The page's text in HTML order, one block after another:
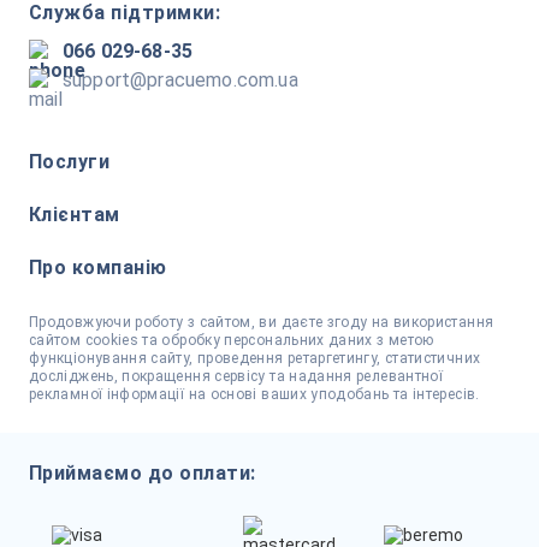
Служба підтримки:
066 029-68-35
support@pracuemo.com.ua
Послуги
Клієнтам
Про компанію
Продовжуючи роботу з сайтом, ви даєте згоду на використання
сайтом cookies та обробку персональних даних з метою
функціонування сайту, проведення ретаргетингу, статистичних
досліджень, покращення сервісу та надання релевантної
рекламної інформації на основі ваших уподобань та інтересів.
Приймаємо до оплати: